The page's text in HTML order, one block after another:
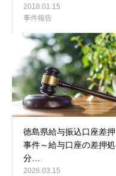
2018.01.15
事件報告
徳島県給与振込口座差押
事件～給与口座の差押処
分…
2026.03.15